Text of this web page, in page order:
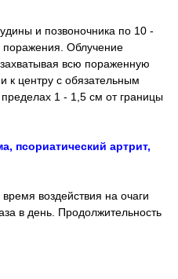
и позвоночника по 10 -
Облучение
всю пораженную
к центру с обязательным
1 - 1,5 см от границы
псориатический артрит,
воздействия на очаги
в день. Продолжительность